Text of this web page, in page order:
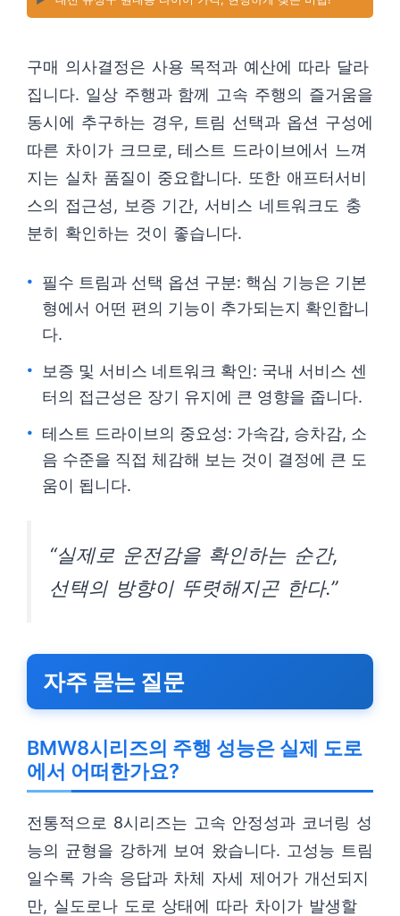
구매 의사결정은 사용 목적과 예산에 따라 달라
집니다. 일상 주행과 함께 고속 주행의 즐거움을
동시에 추구하는 경우, 트림 선택과 옵션 구성에
따른 차이가 크므로, 테스트 드라이브에서 느껴
지는 실차 품질이 중요합니다. 또한 애프터서비
스의 접근성, 보증 기간, 서비스 네트워크도 충
분히 확인하는 것이 좋습니다.
필수 트림과 선택 옵션 구분: 핵심 기능은 기본
형에서 어떤 편의 기능이 추가되는지 확인합니
다.
보증 및 서비스 네트워크 확인: 국내 서비스 센
터의 접근성은 장기 유지에 큰 영향을 줍니다.
테스트 드라이브의 중요성: 가속감, 승차감, 소
음 수준을 직접 체감해 보는 것이 결정에 큰 도
움이 됩니다.
“실제로 운전감을 확인하는 순간,
선택의 방향이 뚜렷해지곤 한다.”
자주 묻는 질문
BMW8시리즈의 주행 성능은 실제 도로
에서 어떠한가요?
전통적으로 8시리즈는 고속 안정성과 코너링 성
능의 균형을 강하게 보여 왔습니다. 고성능 트림
일수록 가속 응답과 차체 자세 제어가 개선되지
만, 실도로나 도로 상태에 따라 차이가 발생할